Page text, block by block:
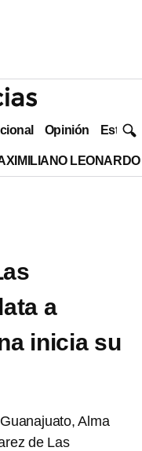
Opinión Estilo
a
inicia su
Alma
de Las